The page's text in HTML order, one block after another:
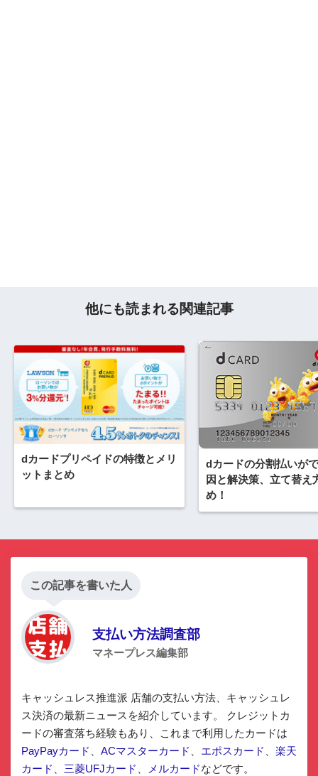
他にも読まれる関連記事
dカードプリペイドの特徴とメリ
ットまとめ
dカードの分割払いが
因と解決策、立て替え
め！
この記事を書いた人
支払い方法調査部
マネープレス編集部
キャッシュレス推進派 店舗の支払い方法、キャッシュレ
ス決済の最新ニュースを紹介しています。 クレジットカ
ードの審査落ち経験もあり、これまで利用したカードは
PayPayカード 、 ACマスターカード 、 エポスカード 、 楽天
カード 、 三菱UFJカード 、 メルカードなどです。